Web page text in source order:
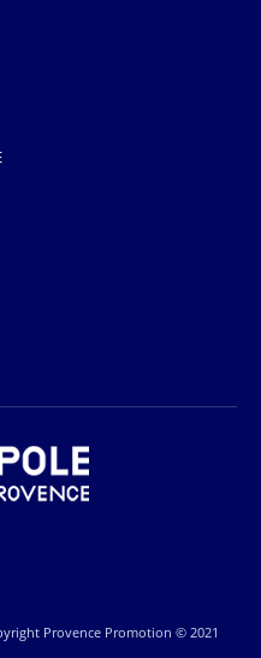
Provence Promotion © 2021